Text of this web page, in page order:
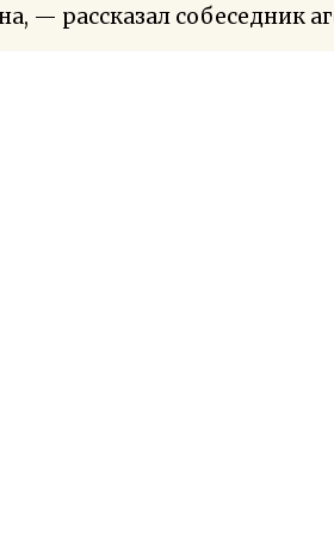
— рассказал собеседник